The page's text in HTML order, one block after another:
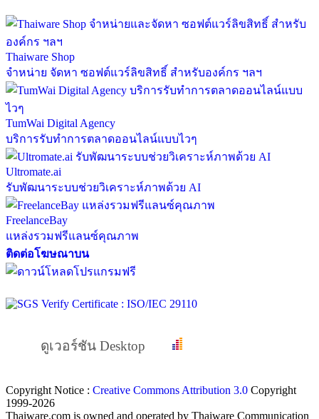
Thaiware Shop
จำหน่าย จัดหา ซอฟต์แวร์ลิขสิทธิ์ สำหรับองค์กร ฯลฯ
TumWai Digital Agency
บริการรับทำการตลาดออนไลน์แบบไวๆ
Ultromate.ai
รับพัฒนาระบบช่วยวิเคราะห์ภาพด้วย AI
FreelanceBay
แหล่งรวมฟรีแลนซ์คุณภาพ
ติดต่อโฆษณาบน
ดูเวอร์ชัน Desktop
Copyright Notice : Creative Commons Attribution 3.0 Copyright
1999-2026
Thaiware.com is owned and operated by Thaiware Communication